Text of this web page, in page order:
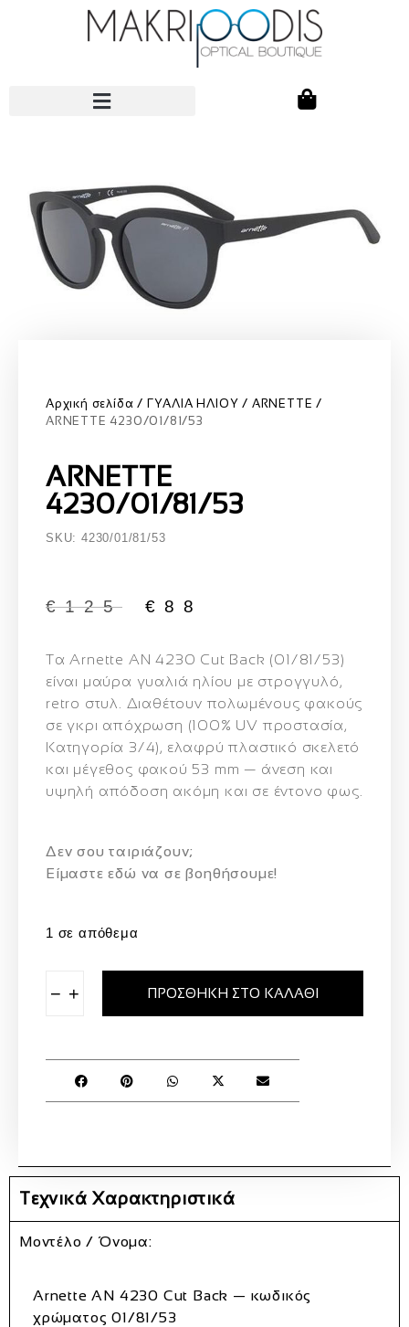
Αρχική σελίδα ΓΥΑΛΙΑ ΗΛΙΟΥ
ARNETTE
ARNETTE 4230/01/81/53
ARNETTE
4230/01/81/53
SKU: 4230/01/81/53
€125 € 88
Τα Arnette AN 4230 Cut Back (01/81/53)
είναι μαύρα γυαλιά ηλίου με στρογγυλό,
retro στυλ. Διαθέτουν πολωμένους φακούς
σε γκρι απόχρωση (100% UV προστασία,
Κατηγορία 3/4), ελαφρύ πλαστικό σκελετό
και μέγεθος φακού 53 mm — άνεση και
υψηλή απόδοση ακόμη και σε έντονο φως.
Δεν σου ταιριάζουν;
Eίμαστε εδώ να σε βοηθήσουμε!
1 σε απόθεμα
− + ΠΡΟΣΘΉΚΗ ΣΤΟ ΚΑΛΆΘΙ
Τεχνικά Χαρακτηριστικά
Μοντέλο / Όνομα:
ArnetteAN 4230 Cut Back — κωδικός
χρώματος01/81/53